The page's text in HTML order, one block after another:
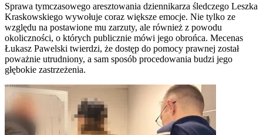
Sprawa tymczasowego aresztowania dziennikarza śledczego Leszka
Kraskowskiego wywołuje coraz większe emocje. Nie tylko ze
względu na postawione mu zarzuty, ale również z powodu
okoliczności, o których publicznie mówi jego obrońca. Mecenas
Łukasz Pawelski twierdzi, że dostęp do pomocy prawnej został
poważnie utrudniony, a sam sposób procedowania budzi jego
głębokie zastrzeżenia.